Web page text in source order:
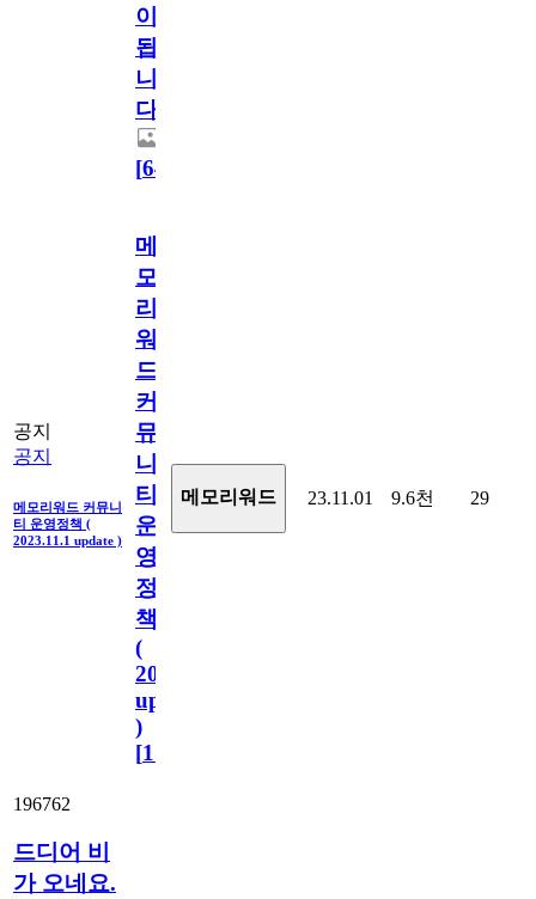
이
됩
니
다.
[64
공지
공지
메모리워드 커뮤니
티 운영정책 (
2023.11.1 update )
메
모
리
워
드
커
뮤
니
티
운
영
정
책
(
2023.11.1
update
)
[110
메모리워드 23.11.01 9.6천 29
196762
드디어 비
가 오네요.